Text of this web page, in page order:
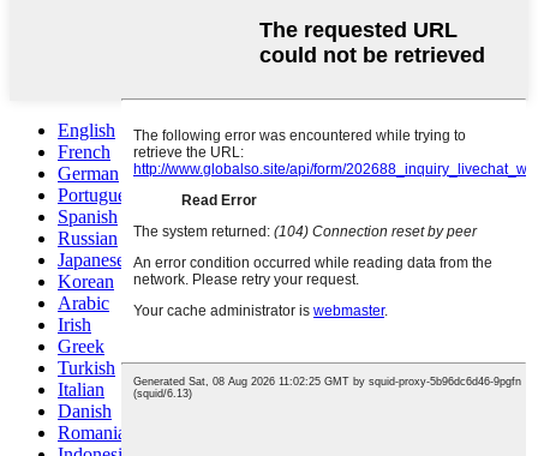
English
French
German
Portuguese
Spanish
Russian
Japanese
Korean
Arabic
Irish
Greek
Turkish
Italian
Danish
Romanian